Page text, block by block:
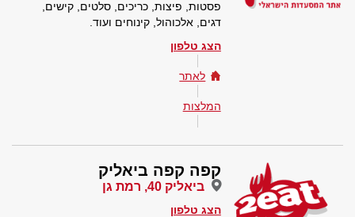
פסטות, פיצות, כריכים, סלטים, קישים,
דגים, אלכוהול, קינוחים ועוד.
הצג טלפון
לאתר
המלצות
קפה קפה ביאליק
ביאליק 40, רמת גן
הצג טלפון